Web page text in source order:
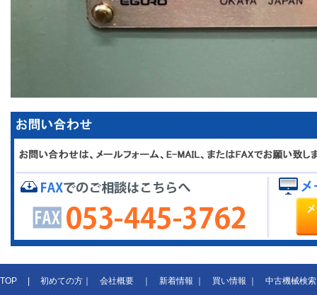
TOP|初めての方｜会社概要｜新着情報｜買い情報｜中古機械検索